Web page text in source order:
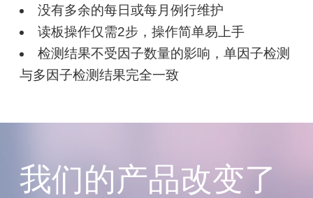
没有多余的每日或每月例行维护
读板操作仅需2步，操作简单易上手
检测结果不受因子数量的影响，单因子检测
与多因子检测结果完全一致
我们的产品改变了